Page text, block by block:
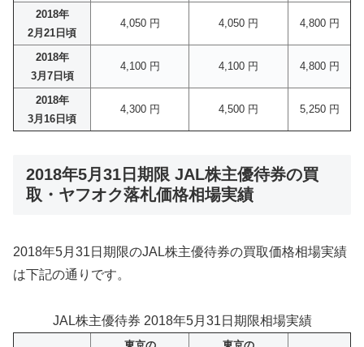
2018年
2月21日頃
4,050 円 4,050 円 4,800 円
2018年
3月7日頃
4,100 円 4,100 円 4,800 円
2018年
3月16日頃
4,300 円 4,500 円 5,250 円
2018年5月31日期限 JAL株主優待券の買
取・ヤフオク落札価格相場実績
2018年5月31日期限のJAL株主優待券の買取価格相場実績
は下記の通りです。
JAL株主優待券 2018年5月31日期限相場実績